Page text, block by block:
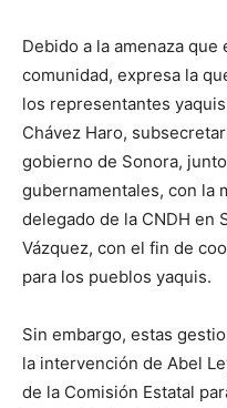
Debido a la amenaza
comunidad, expresa la
los representantes
Chávez Haro,
gobierno de Sonora,
gubernamentales, con la
delegado de la CNDH en
Vázquez, con el fin de
para los pueblos yaquis.
Sin embargo, estas
la intervención de Abel
de la Comisión Estatal